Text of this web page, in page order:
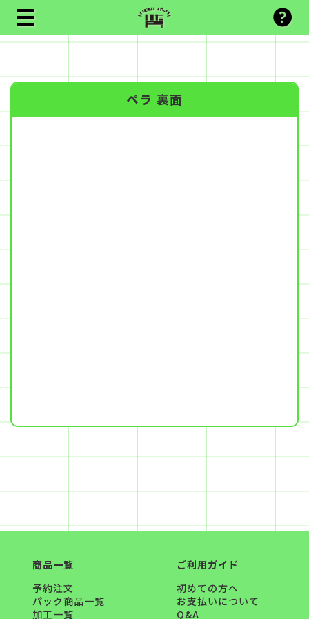
ペラ 裏面
商品一覧
予約注文
パック商品一覧
加工一覧
ご利用ガイド
初めての方へ
お支払いについて
Q&A